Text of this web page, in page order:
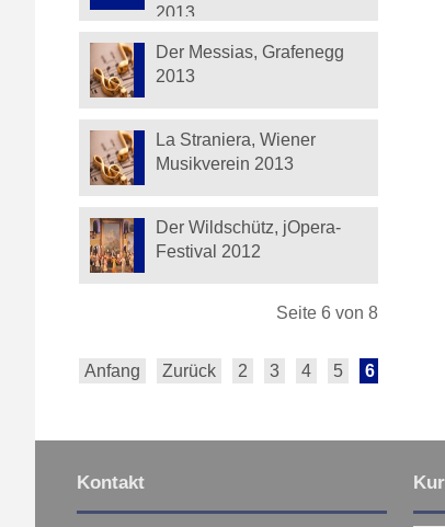
2013
Der Messias, Grafenegg
2013
La Straniera, Wiener
Musikverein 2013
Der Wildschütz, jOpera-
Festival 2012
Seite 6 von 8
Anfang Zurück 2 3 4 5 6
Kontakt